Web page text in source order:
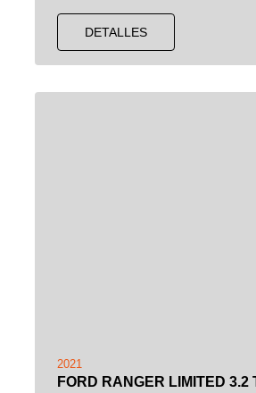
DETALLES
2021
FORD RANGER LIMITED 3.2